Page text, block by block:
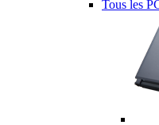
Tous les